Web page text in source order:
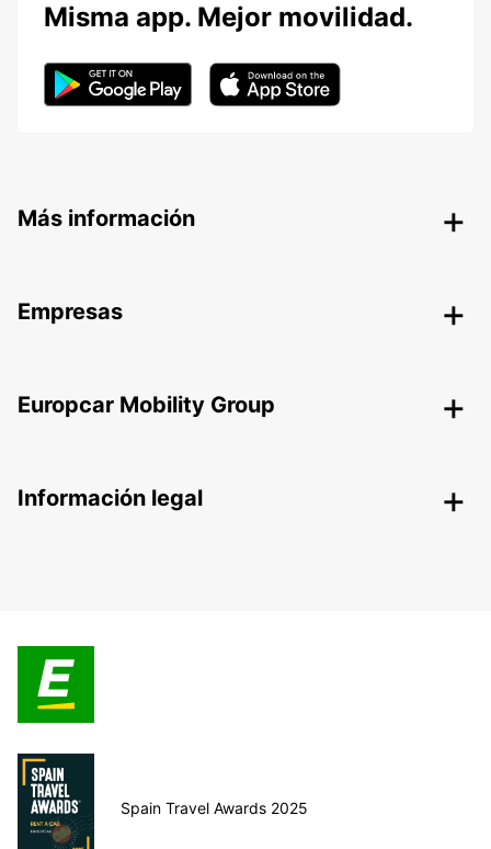
Misma app. Mejor movilidad.
Más información
Empresas
Europcar Mobility Group
Información legal
Spain Travel Awards 2025